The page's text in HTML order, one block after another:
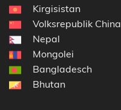
Kirgisistan
Volksrepublik China
Nepal
Mongolei
Bangladesch
Bhutan